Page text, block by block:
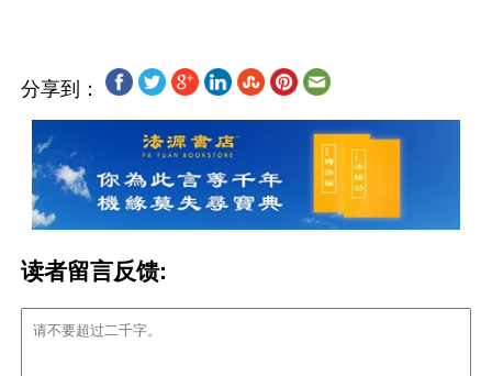
分享到：
读者留言反馈: